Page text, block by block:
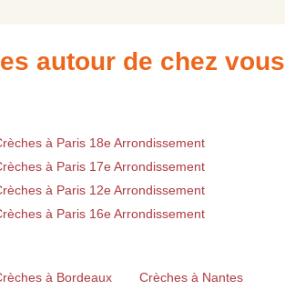
autour de chez vous
à Paris 18e Arrondissement
à Paris 17e Arrondissement
à Paris 12e Arrondissement
à Paris 16e Arrondissement
à Bordeaux
Crèches à Nantes